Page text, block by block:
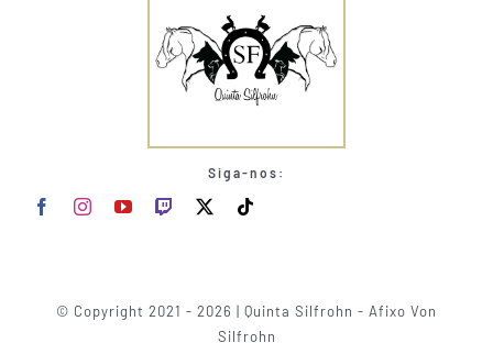
Siga-nos:
© Copyright 2021 - 2026 | Quinta Silfrohn - Afixo Von
Silfrohn